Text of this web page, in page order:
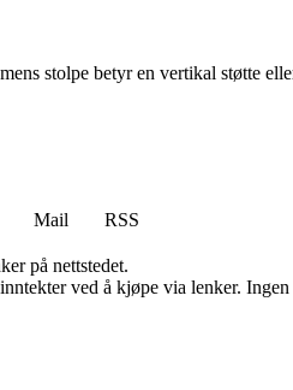
stolpe betyr en vertikal støtte
Mail
RSS
på nettstedet.
ved å kjøpe via lenker.